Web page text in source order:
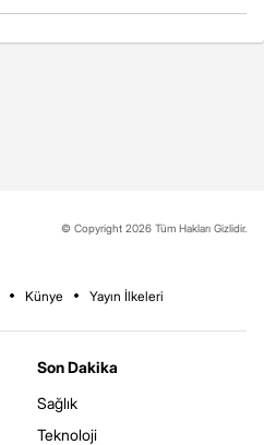
© Copyright 2026 Tüm Hakları Gizlidir.
Künye Yayın İlkeleri
Son Dakika
Sağlık
Teknoloji